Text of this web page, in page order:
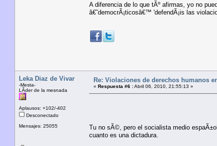
A diferencia de lo que tÃº afirmas, yo no
â€˜democrÃ¡ticosâ€™ 'defendÃ¡is las
Leka Diaz de Vivar
-Mesta-
LÃ­der de la mesnada
Aplausos: +102/-402
Desconectado
Mensajes: 25055
Re: Violaciones de derechos humanos
« Respuesta #6 :Abril 06, 2010, 21:55:13 »
Tu no sÃ©, pero el socialista medio
cuanto es una dictadura.